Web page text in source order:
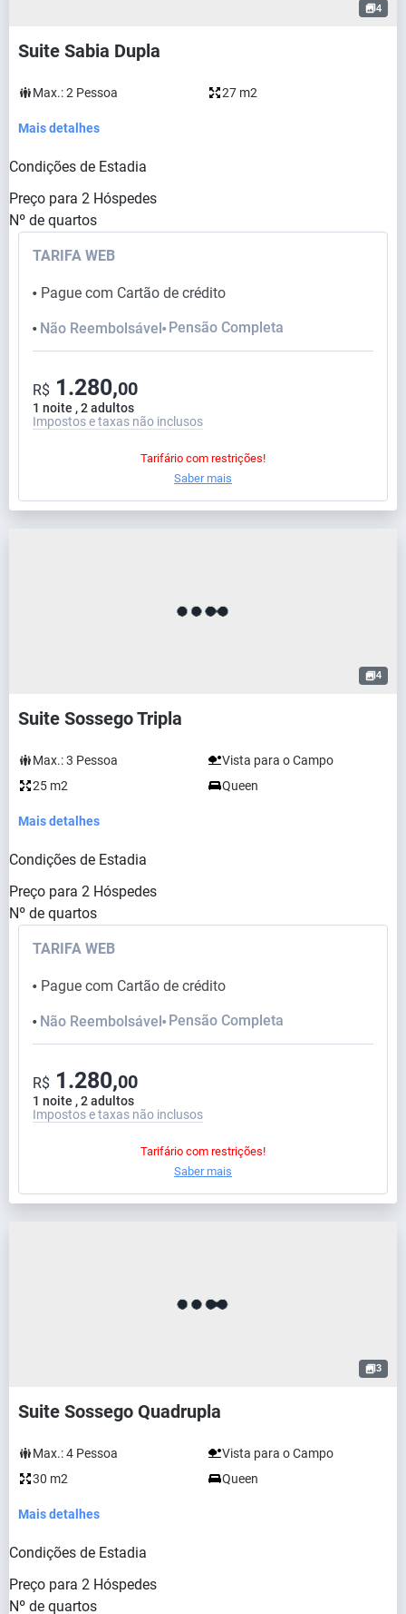
4
Suite Sabia Dupla
Max.:2 Pessoa 27 m2
Mais detalhes
Condições de Estadia
Preço para 2 Hóspedes
Nº de quartos
TARIFA WEB
⬤ Pague com Cartão de crédito
⬤ Não Reembolsável ⬤ Pensão Completa
1 noite , 2 adultos
R$ 1.280,00
Impostos e taxas não inclusos
Tarifário com restrições!
Saber mais
4
Suite Sossego Tripla
Max.:3 Pessoa
Vista para o Campo
25 m2
Queen
Mais detalhes
Condições de Estadia
Preço para 2 Hóspedes
Nº de quartos
TARIFA WEB
⬤ Pague com Cartão de crédito
⬤ Não Reembolsável ⬤ Pensão Completa
1 noite , 2 adultos
R$ 1.280,00
Impostos e taxas não inclusos
Tarifário com restrições!
Saber mais
3
Suite Sossego Quadrupla
Max.:4 Pessoa
Vista para o Campo
30 m2
Queen
Mais detalhes
Condições de Estadia
Preço para 2 Hóspedes
Nº de quartos